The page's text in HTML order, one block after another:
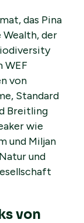
das Pina
der
WEF
von
Standard
Breitling
wie
und Miljan
und
von